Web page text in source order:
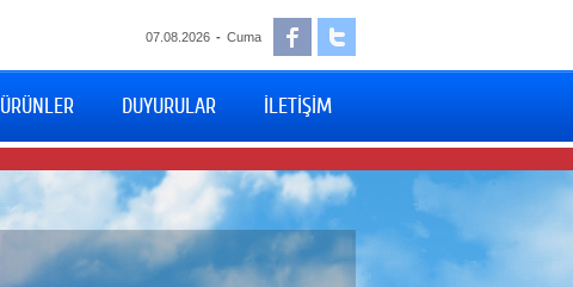
07.08.2026 - Cuma
ÜRÜNLER DUYURULAR İLETİŞİM